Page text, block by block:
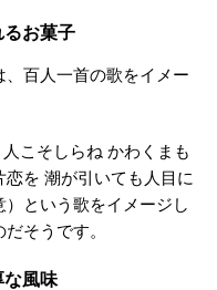
お菓子
百人一首の歌をイメー
こそしらね かわくまも
を 潮が引いても人目に
という歌をイメージし
そうです。
な風味